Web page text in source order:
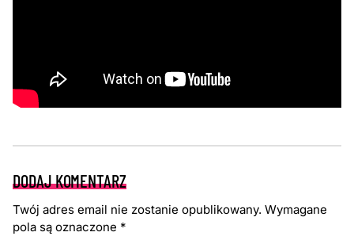
DODAJ KOMENTARZ
Twój adres email nie zostanie opublikowany. Wymagane
pola są oznaczone *